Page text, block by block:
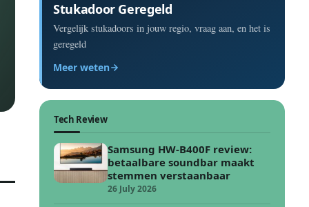
Stukadoor Geregeld
Vergelijk stukadoors in jouw regio, vraag aan, en het is
geregeld
Meer weten
Tech Review
Samsung HW-B400F review:
betaalbare soundbar maakt
stemmen verstaanbaar
26 July 2026